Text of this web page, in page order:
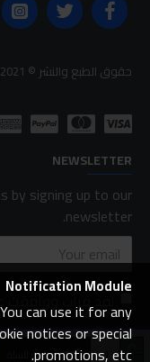
اضافة للسلة
حقوق الطبع والنشر © 2021 جميع الحقوق محفوظة sabrystores.com. من تصميم-
NEWSLETTER
by signing up to our
newsletter.
لقد قرأت ووافقت
Notification Module
can use it for any
notices or special
promotions, etc.